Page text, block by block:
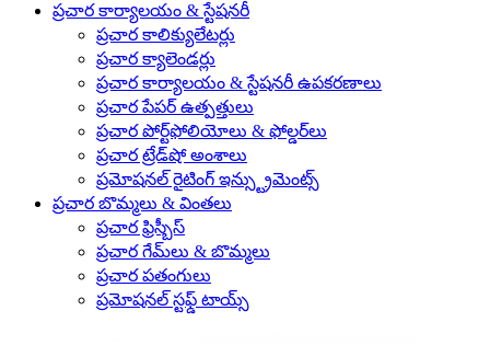
ప్రచార కార్యాలయం & స్టేషనరీ
ప్రచార కాలిక్యులేటర్లు
ప్రచార క్యాలెండర్లు
ప్రచార కార్యాలయం & స్టేషనరీ ఉపకరణాలు
ప్రచార పేపర్ ఉత్పత్తులు
ప్రచార పోర్ట్‌ఫోలియోలు & ఫోల్డర్‌లు
ప్రచార ట్రేడ్‌షో అంశాలు
ప్రమోషనల్ రైటింగ్ ఇన్స్ట్రుమెంట్స్
ప్రచార బొమ్మలు & వింతలు
ప్రచార ఫ్రిస్బీస్
ప్రచార గేమ్‌లు & బొమ్మలు
ప్రచార పతంగులు
ప్రమోషనల్ స్టఫ్డ్ టాయ్స్